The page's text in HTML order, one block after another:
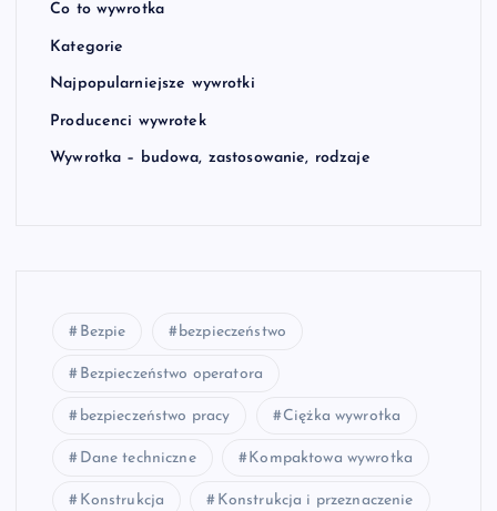
Co to wywrotka
Kategorie
Najpopularniejsze wywrotki
Producenci wywrotek
Wywrotka – budowa, zastosowanie, rodzaje
Bezpie bezpieczeństwo
Bezpieczeństwo operatora
bezpieczeństwo pracy Ciężka wywrotka
Dane techniczne Kompaktowa wywrotka
Konstrukcja Konstrukcja i przeznaczenie